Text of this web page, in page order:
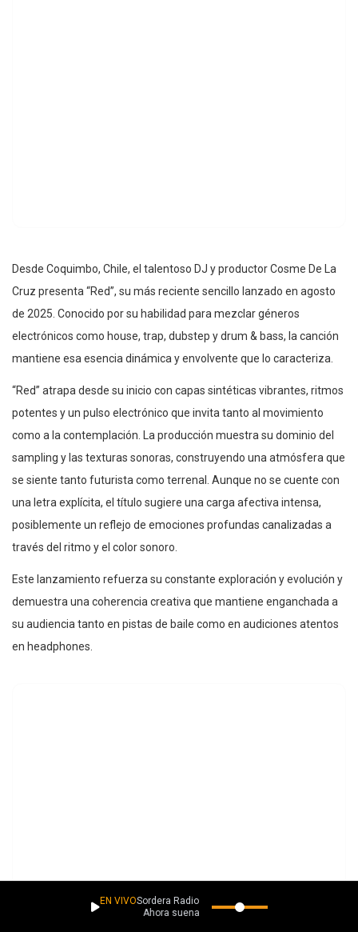
Desde Coquimbo, Chile, el talentoso DJ y productor Cosme De La
Cruz presenta “Red”, su más reciente sencillo lanzado en agosto
de 2025. Conocido por su habilidad para mezclar géneros
electrónicos como house, trap, dubstep y drum & bass, la canción
mantiene esa esencia dinámica y envolvente que lo caracteriza.
“Red” atrapa desde su inicio con capas sintéticas vibrantes, ritmos
potentes y un pulso electrónico que invita tanto al movimiento
como a la contemplación. La producción muestra su dominio del
sampling y las texturas sonoras, construyendo una atmósfera que
se siente tanto futurista como terrenal. Aunque no se cuente con
una letra explícita, el título sugiere una carga afectiva intensa,
posiblemente un reflejo de emociones profundas canalizadas a
través del ritmo y el color sonoro.
Este lanzamiento refuerza su constante exploración y evolución y
demuestra una coherencia creativa que mantiene enganchada a
su audiencia tanto en pistas de baile como en audiciones atentos
en headphones.
EN VIVOSordera Radio
Ahora suena